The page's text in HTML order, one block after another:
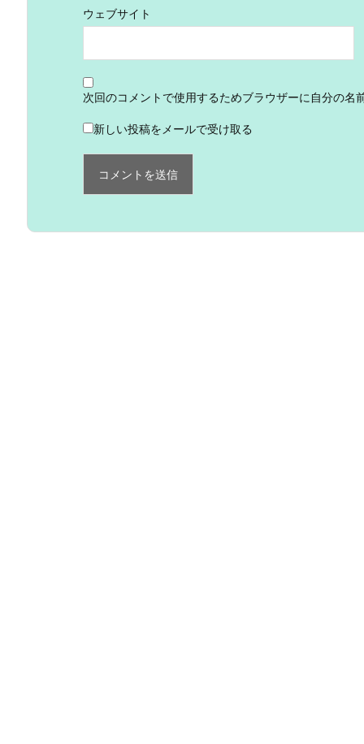
ウェブサイト
次回のコメントで使用するためブラウザーに自分の名
新しい投稿をメールで受け取る